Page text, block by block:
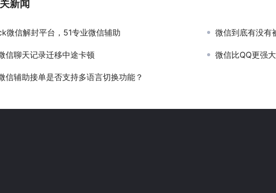
新闻
微信解封平台，51专业微信辅助 微信到底有没有
信聊天记录迁移中途卡顿 微信比QQ更强大？即
信辅助接单是否支持多语言切换功能？